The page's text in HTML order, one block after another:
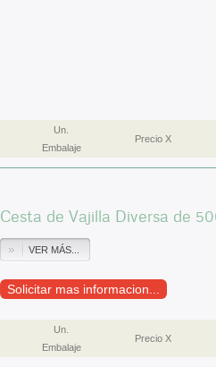
Un.
Embalaje
Precio X
Cesta de Vajilla Diversa de
VER MÁS...
Solicitar mas informacion...
Un.
Embalaje
Precio X